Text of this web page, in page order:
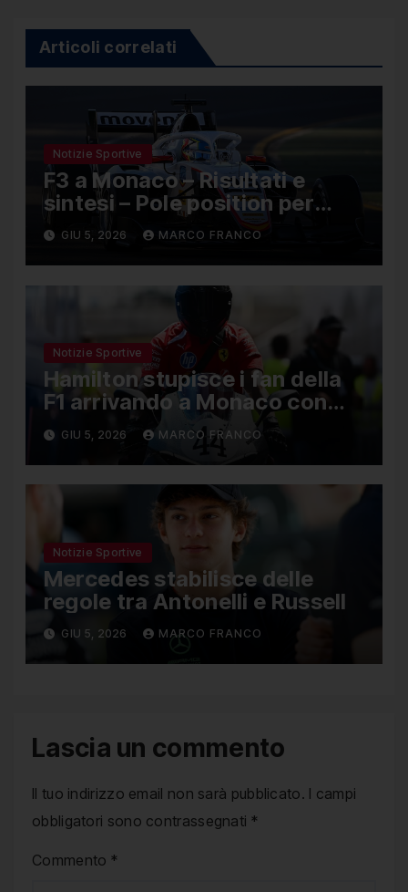
Articoli correlati
Notizie Sportive
F3 a Monaco – Risultati e
sintesi – Pole position per
Nael, Bruno del Pino ottavo
GIU 5, 2026 MARCO FRANCO
Notizie Sportive
Hamilton stupisce i fan della
F1 arrivando a Monaco con
una Ducati in edizione limitata
GIU 5, 2026 MARCO FRANCO
Notizie Sportive
Mercedes stabilisce delle
regole tra Antonelli e Russell
GIU 5, 2026 MARCO FRANCO
Lascia un commento
Il tuo indirizzo email non sarà pubblicato. I campi
obbligatori sono contrassegnati *
Commento *